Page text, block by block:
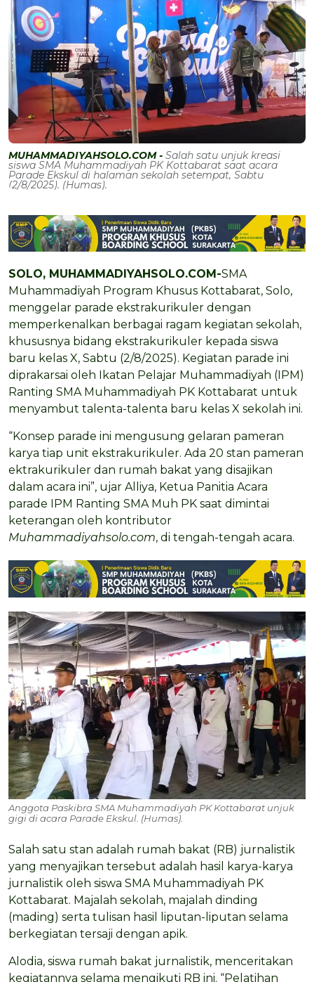
MUHAMMADIYAHSOLO.COM - Salah satu unjuk kreasi
siswa SMA Muhammadiyah PK Kottabarat saat acara
Parade Ekskul di halaman sekolah setempat, Sabtu
(2/8/2025). (Humas).
SOLO, MUHAMMADIYAHSOLO.COM-SMA
Muhammadiyah Program Khusus Kottabarat, Solo,
menggelar parade ekstrakurikuler dengan
memperkenalkan berbagai ragam kegiatan sekolah,
khususnya bidang ekstrakurikuler kepada siswa
baru kelas X, Sabtu (2/8/2025). Kegiatan parade ini
diprakarsai oleh Ikatan Pelajar Muhammadiyah (IPM)
Ranting SMA Muhammadiyah PK Kottabarat untuk
menyambut talenta-talenta baru kelas X sekolah ini.
“Konsep parade ini mengusung gelaran pameran
karya tiap unit ekstrakurikuler. Ada 20 stan pameran
ektrakurikuler dan rumah bakat yang disajikan
dalam acara ini”, ujar Alliya, Ketua Panitia Acara
parade IPM Ranting SMA Muh PK saat dimintai
keterangan oleh kontributor
Muhammadiyahsolo.com, di tengah-tengah acara.
Anggota Paskibra SMA Muhammadiyah PK Kottabarat unjuk
gigi di acara Parade Ekskul. (Humas).
Salah satu stan adalah rumah bakat (RB) jurnalistik
yang menyajikan tersebut adalah hasil karya-karya
jurnalistik oleh siswa SMA Muhammadiyah PK
Kottabarat. Majalah sekolah, majalah dinding
(mading) serta tulisan hasil liputan-liputan selama
berkegiatan tersaji dengan apik.
Alodia, siswa rumah bakat jurnalistik, menceritakan
kegiatannya selama mengikuti RB ini. “Pelatihan